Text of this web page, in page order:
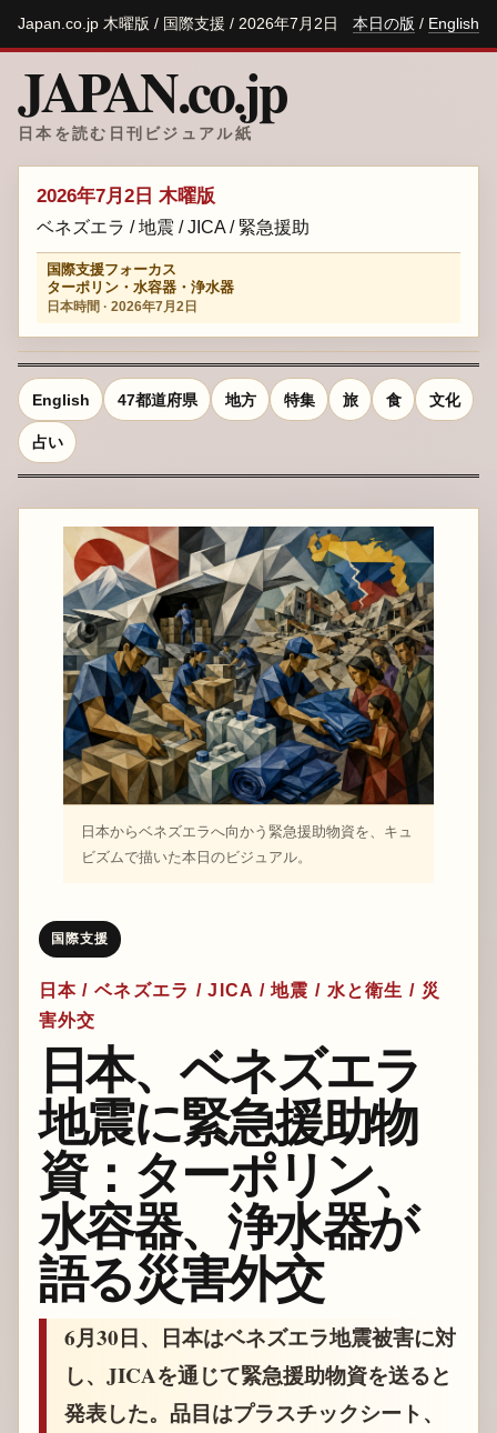
Japan.co.jp 木曜版 / 国際支援 / 2026年7月2日 本日の版 / English
JAPAN.co.jp
日本を読む日刊ビジュアル紙
2026年7月2日 木曜版
ベネズエラ / 地震 / JICA / 緊急援助
国際支援フォーカス
ターポリン・水容器・浄水器
日本時間 · 2026年7月2日
English 47都道府県 地方 特集 旅 食 文化
占い
日本からベネズエラへ向かう緊急援助物資を、キュ
ビズムで描いた本日のビジュアル。
国際支援
日本 / ベネズエラ / JICA / 地震 / 水と衛生 / 災
害外交
日本、ベネズエラ
地震に緊急援助物
資：ターポリン、
水容器、浄水器が
語る災害外交
6月30日、日本はベネズエラ地震被害に対
し、JICAを通じて緊急援助物資を送ると
発表した。品目はプラスチックシート、